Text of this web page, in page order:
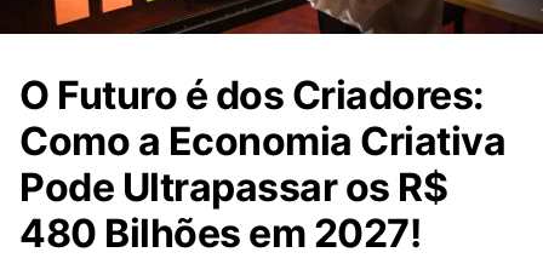
O Futuro é dos Criadores:
Como a Economia Criativa
Pode Ultrapassar os R$
480 Bilhões em 2027!